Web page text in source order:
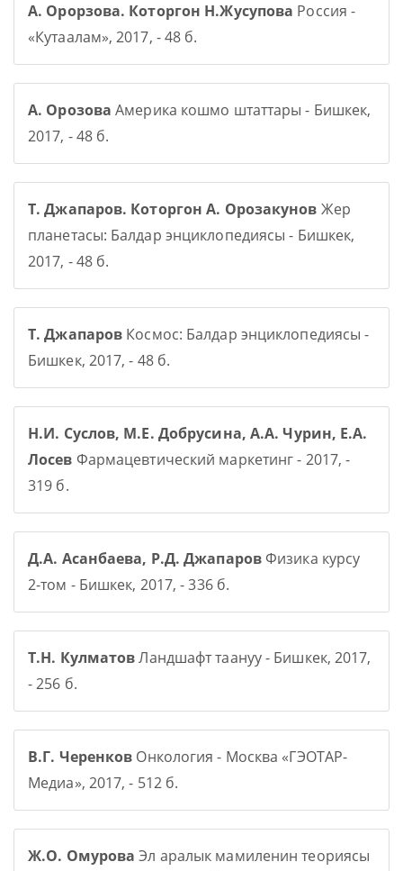
А. Орорзова. Которгон Н.Жусупова Россия -
«Кутаалам», 2017, - 48 б.
А. Орозова Америка кошмо штаттары - Бишкек,
2017, - 48 б.
Т. Джапаров. Которгон А. Орозакунов Жер
планетасы: Балдар энциклопедиясы - Бишкек,
2017, - 48 б.
Т. Джапаров Космос: Балдар энциклопедиясы -
Бишкек, 2017, - 48 б.
Н.И. Суслов, М.Е. Добрусина, А.А. Чурин, Е.А.
Лосев Фармацевтический маркетинг - 2017, -
319 б.
Д.А. Асанбаева, Р.Д. ДжапаровФизика курсу
2-том - Бишкек, 2017, - 336 б.
Т.Н. КулматовЛандшафт таануу - Бишкек, 2017,
- 256 б.
В.Г. Черенков Онкология - Москва «ГЭОТАР-
Медиа», 2017, - 512 б.
Ж.О. Омурова Эл аралык мамиленин теориясы